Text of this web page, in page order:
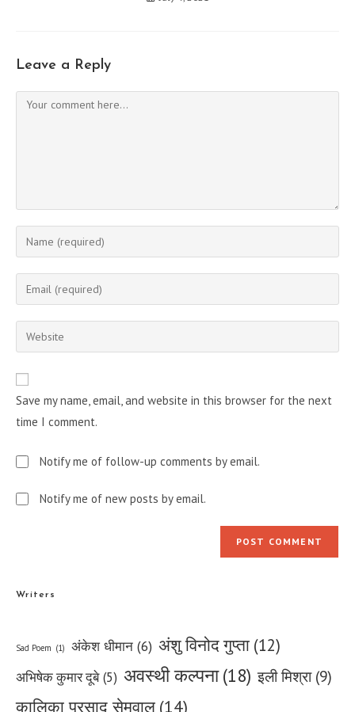
Leave a Reply
Comment
Enter
your
name
comment
Enter
your
email
address
Enter
your
URL
(optional)
Save my name, email, and website in this browser for the next
time I comment.
Notify me of follow-up comments by email.
Notify me of new posts by email.
Writers
Sad Poem (1) अंकेश धीमान (6) अंशु विनोद गुप्ता (12)
अभिषेक कुमार दूबे (5) अवस्थी कल्पना (18) इली मिश्रा (9)
कालिका प्रसाद सेमवाल (14)